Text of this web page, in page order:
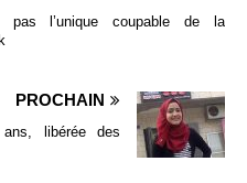
pas l’unique coupable de la
PROCHAIN
ans, libérée des